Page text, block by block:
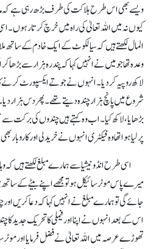
ویسے بھی اس طرح ہلاکت کی طرف بڑھ رہی ہے کہ
کیوں نہ میں اللہ تعالیٰ کی راہ میں خرچ کرتا
المال لکھتے ہیں کہ سیالکوٹ کے ایک خادم کے ساتھ
وعدہ تھا جو میں نے انہیں کہا کہ پندرہ ہزار سے
لاکھ روپیہ کر دیا۔ انہوں نے جوتے ایکسپورٹ کرنے کا
شروع میں پانچ ہزار چندہ دیتے تھے۔ پھر دس ہزار
بڑھایا، لاکھ کیا۔ اب وہ کہتے ہیں چندوں کی
پر لیا ہوا تھا وہ فیکٹری انہوں نے خرید لی اور کاروبار
اسی طرح انڈونیشیا سے ہمارے مبلغ لکھتے ہیں
میرے پاس موٹر سائیکل ہو تو مجھے اپنے بیٹے کے
جائے گی تو ہمارے مبلغ نے انہیں کہا کہ دعا کریں
اس کے بعد انہوں نے اپنا اور فیملی کا تحریک جدید کا
تھوڑے عرصہ میں اللہ تعالیٰ نے فضل فرمایا اور